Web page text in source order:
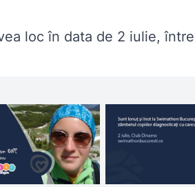
loc în data de 2 iulie,